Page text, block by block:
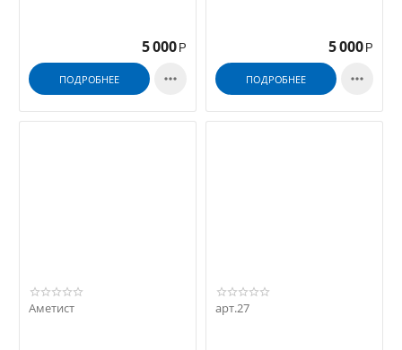
5 000 Р
ПОДРОБНЕЕ 
5 000 Р
ПОДРОБНЕЕ 
Аметист арт.27